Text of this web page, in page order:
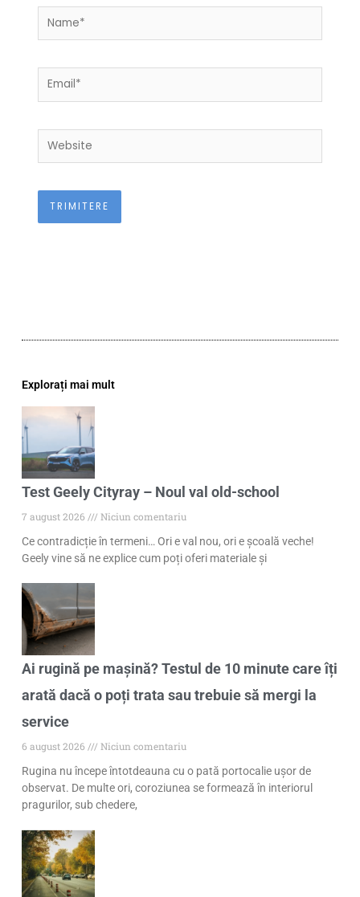
Name*
Email*
Website
Explorați mai mult
Test Geely Cityray – Noul val old-school
7 august 2026
Niciun comentariu
Ce contradicție în termeni… Ori e val nou, ori e școală veche!
Geely vine să ne explice cum poți oferi materiale și
Ai rugină pe mașină? Testul de 10 minute care îți
arată dacă o poți trata sau trebuie să mergi la
service
6 august 2026
Niciun comentariu
Rugina nu începe întotdeauna cu o pată portocalie ușor de
observat. De multe ori, coroziunea se formează în interiorul
pragurilor, sub chedere,